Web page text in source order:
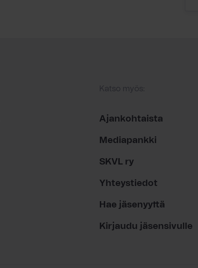
Katso myös:
Ajankohtaista
Mediapankki
SKVL ry
Yhteystiedot
Hae jäsenyyttä
Kirjaudu jäsensivulle